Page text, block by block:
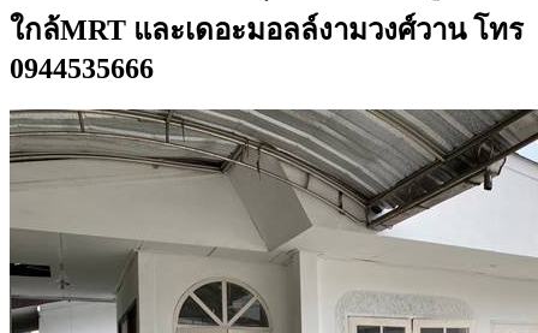
ใกล้MRT และเดอะมอลล์งามวงศ์วาน โทร
0944535666